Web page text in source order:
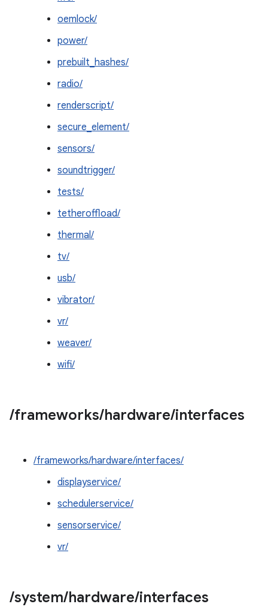
oemlock/
power/
prebuilt_hashes/
radio/
renderscript/
secure_element/
sensors/
soundtrigger/
tests/
tetheroffload/
thermal/
tv/
usb/
vibrator/
vr/
weaver/
wifi/
/frameworks/hardware/interfaces
/frameworks/hardware/interfaces/
displayservice/
schedulerservice/
sensorservice/
vr/
/system/hardware/interfaces